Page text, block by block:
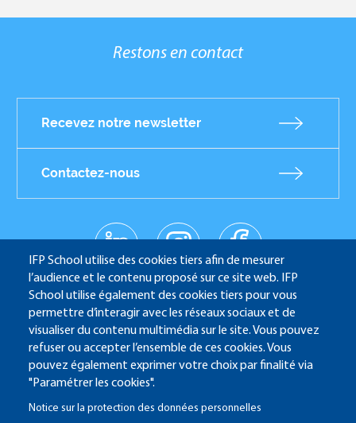
IFP School utilise des cookies tiers afin de mesurer
l’audience et le contenu proposé sur ce site web. IFP
School utilise également des cookies tiers pour vous
permettre d’interagir avec les réseaux sociaux et de
visualiser du contenu multimédia sur le site. Vous pouvez
refuser ou accepter l’ensemble de ces cookies. Vous
pouvez également exprimer votre choix par finalité via
"Paramétrer les cookies".
Notice sur la protection des données personnelles
Restons en contact
Recevez notre newsletter
Contactez-nous
Réseaux
sociaux
linkedin
instagr
facebo
youtub
e
IFP School - 232 Avenue Napoléon Bonaparte - 92852
Rueil-Malmaison